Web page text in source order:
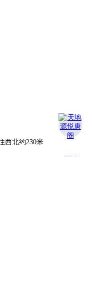
西北约230米